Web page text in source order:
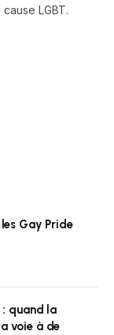
LGBT.
Gay Pride
: quand la
voie à de